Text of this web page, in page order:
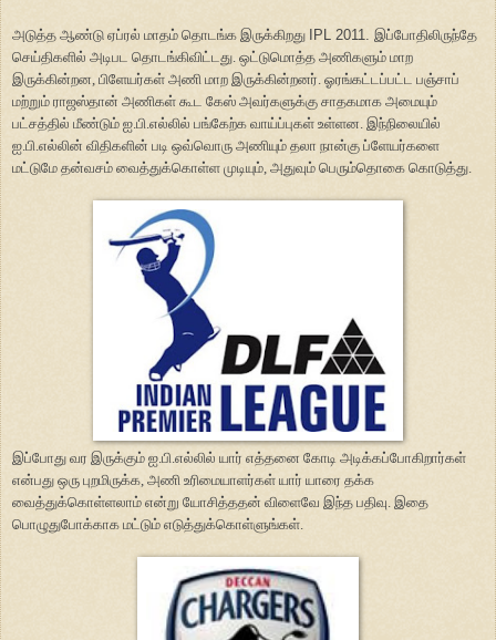
அடுத்த ஆண்டு ஏப்ரல் மாதம் தொடங்க இருக்கிறது IPL 2011. இப்போதிலிருந்தே
செய்திகளில் அடிபட தொடங்கிவிட்டது. ஒட்டுமொத்த அணிகளும் மாற
இருக்கின்றன, பிளேயர்கள் அணி மாற இருக்கின்றனர். ஓரங்கட்டப்பட்ட பஞ்சாப்
மற்றும் ராஜஸ்தான் அணிகள் கூட கேஸ் அவர்களுக்கு சாதகமாக அமையும்
பட்சத்தில் மீண்டும் ஐ.பி.எல்லில் பங்கேற்க வாய்ப்புகள் உள்ளன. இந்நிலையில்
ஐ.பி.எல்லின் விதிகளின் படி ஒவ்வொரு அணியும் தலா நான்கு ப்ளேயர்களை
மட்டுமே தன்வசம் வைத்துக்கொள்ள முடியும், அதுவும் பெரும்தொகை கொடுத்து.
இப்போது வர இருக்கும் ஐ.பி.எல்லில் யார் எத்தனை கோடி அடிக்கப்போகிறார்கள்
என்பது ஒரு புறமிருக்க, அணி உரிமையாளர்கள் யார் யாரை தக்க
வைத்துக்கொள்ளலாம் என்று யோசித்ததன் விளைவே இந்த பதிவு. இதை
பொழுதுபோக்காக மட்டும் எடுத்துக்கொள்ளுங்கள்.